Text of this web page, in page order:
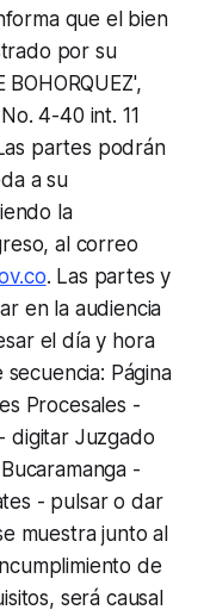
que el bien
por su
4-40 int. 11
partes podrán
a su
la
al correo
. Las partes y
en la audiencia
el día y hora
Página
Procesales -
digitar Juzgado
-
- pulsar o dar
muestra junto al
de
será causal